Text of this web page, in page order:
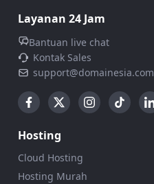
Layanan 24 Jam
Bantuan live chat
Kontak Sales
support@domainesia.com
Hosting
Cloud Hosting
Hosting Murah